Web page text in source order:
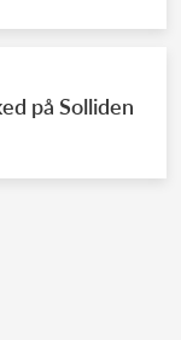
på Solliden